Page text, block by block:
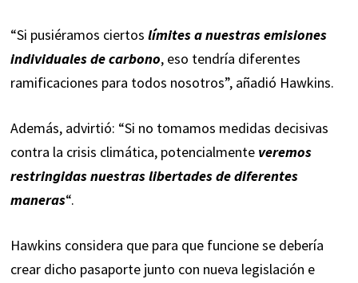
“Si pusiéramos ciertos límites a nuestras emisiones
individuales de carbono, eso tendría diferentes
ramificaciones para todos nosotros”, añadió Hawkins.
Además, advirtió: “Si no tomamos medidas decisivas
contra la crisis climática, potencialmente veremos
restringidas nuestras libertades de diferentes
maneras“.
Hawkins considera que para que funcione se debería
crear dicho pasaporte junto con nueva legislación e